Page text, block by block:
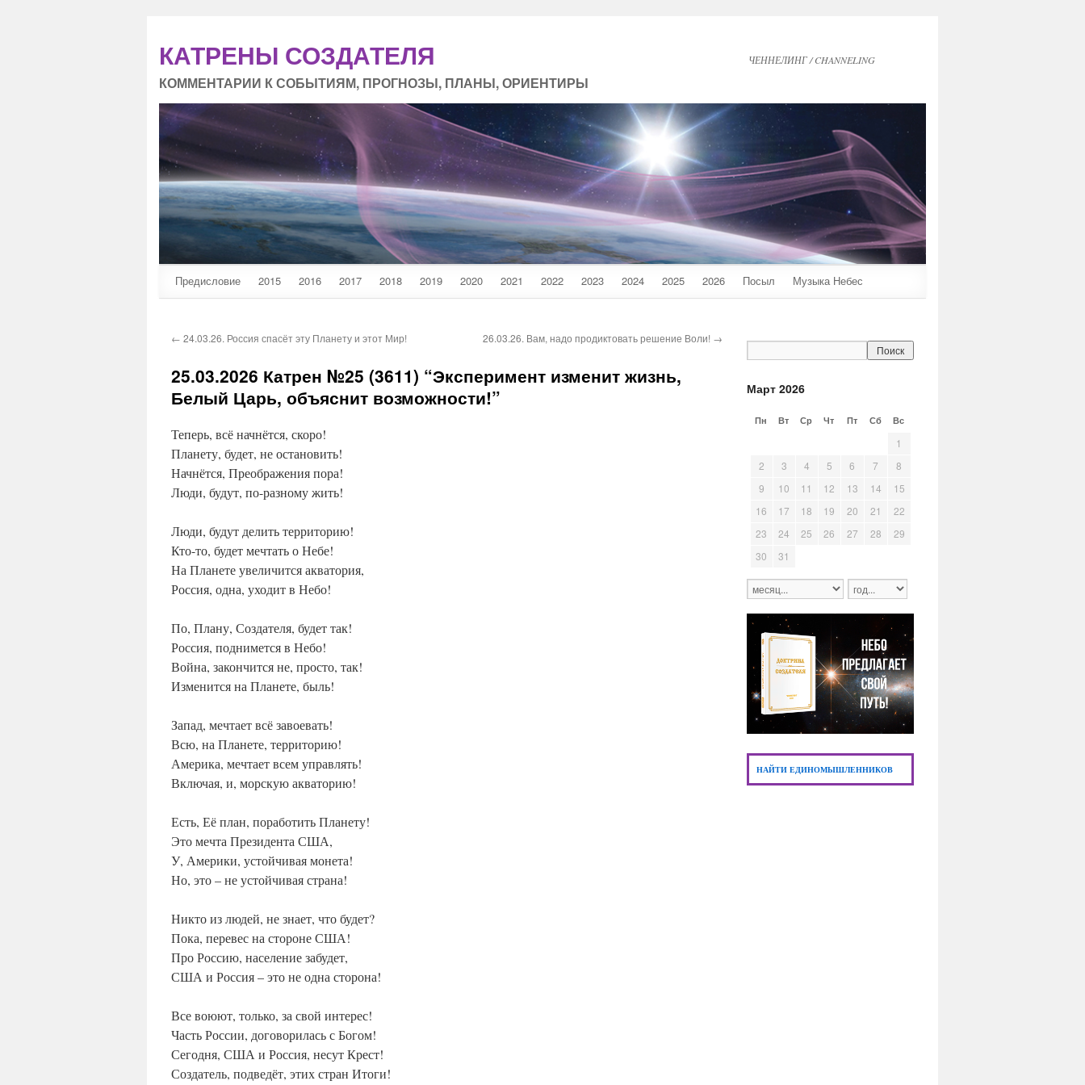
ЧЕННЕЛИНГ / CHANNELING
КАТРЕНЫ СОЗДАТЕЛЯ
КОММЕНТАРИИ К СОБЫТИЯМ, ПРОГНОЗЫ, ПЛАНЫ, ОРИЕНТИРЫ
Предисловие 2015 2016 2017 2018 2019 2020 2021 2022 2023 2024 2025 2026 Посыл Музыка Небес
Март 2026
Пн Вт Ср Чт Пт Сб Вс
1
2
3 4 5 6 7
8
9
10 11 12 13 14
15
16
17 18 19 20 21
22
23
24 25 26 27 28
29
30
31
НАЙТИ ЕДИНОМЫШЛЕННИКОВ
← 24.03.26. Россия спасёт эту Планету и этот Мир! 26.03.26. Вам, надо продиктовать решение Воли! →
25.03.2026 Катрен №25 (3611) “Эксперимент изменит жизнь,
Белый Царь, объяснит возможности!”
Теперь, всё начнётся, скоро!
Планету, будет, не остановить!
Начнётся, Преображения пора!
Люди, будут, по-разному жить!
Люди, будут делить территорию!
Кто-то, будет мечтать о Небе!
На Планете увеличится акватория,
Россия, одна, уходит в Небо!
По, Плану, Создателя, будет так!
Россия, поднимется в Небо!
Война, закончится не, просто, так!
Изменится на Планете, быль!
Запад, мечтает всё завоевать!
Всю, на Планете, территорию!
Америка, мечтает всем управлять!
Включая, и, морскую акваторию!
Есть, Её план, поработить Планету!
Это мечта Президента США,
У, Америки, устойчивая монета!
Но, это – не устойчивая страна!
Никто из людей, не знает, что будет?
Пока, перевес на стороне США!
Про Россию, население забудет,
США и Россия – это не одна сторона!
Все воюют, только, за свой интерес!
Часть России, договорилась с Богом!
Сегодня, США и Россия, несут Крест!
Создатель, подведёт, этих стран Итоги!